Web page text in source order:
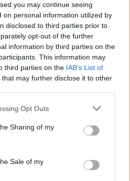
you may continue seeing
on personal information utilized by
disclosed to third parties prior to
opt-out of the further
information by third parties on the
This information may
third parties on the IAB’s List of
that may further disclose it to other
app uses one or more Google
behaviour. You may click to
and its third-party tags to
purposes in below Google
Opt Outs
Sharing of my
Sale of my
laikus,
nedzert –
ietekmēt
vienmēr atradīs veidu,
palika!” Sēņotāja